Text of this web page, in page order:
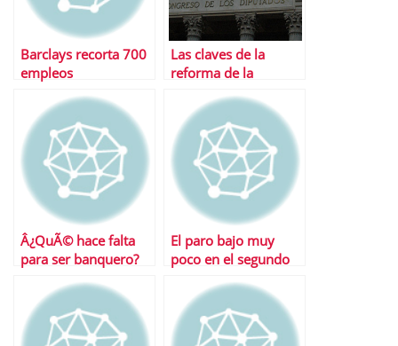
Barclays recorta 700
empleos
Las claves de la
reforma de la
colectiva aprobada
por el Congreso
Â¿QuÃ© hace falta
para ser banquero?
El paro bajo muy
poco en el segundo